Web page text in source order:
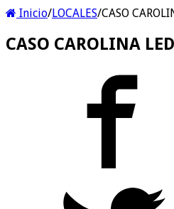
Inicio/LOCALES/CASO
CASO CAROLINA